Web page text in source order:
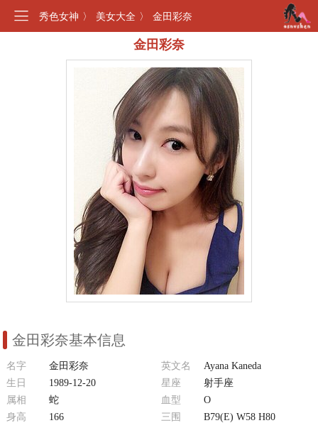
秀色女神 〉 美女大全 〉 金田彩奈
金田彩奈
金田彩奈基本信息
名字 金田彩奈 英文名
Ayana Kaneda
生日
1989-12-20 星座
射手座
属相
蛇 血型
O
身高
166 三围
B79(E) W58 H80